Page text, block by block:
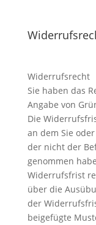
Widerrufsrecht
Sie haben das
Angabe von
Die
an dem Sie
der nicht der
genommen
Widerrufsfrist
über die
der
beigefügte